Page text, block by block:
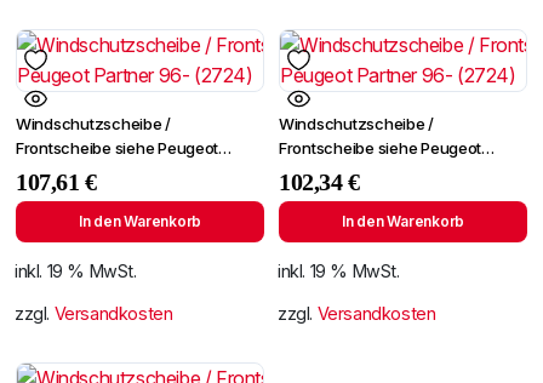
Windschutzscheibe /
Frontscheibe siehe Peugeot
Partner 96- (2724)
107,61€
In den Warenkorb
inkl. 19 % MwSt.
zzgl. Versandkosten
Windschutzscheibe /
Frontscheibe siehe Peugeot
Partner 96- (2724)
102,34€
In den Warenkorb
inkl. 19 % MwSt.
zzgl. Versandkosten